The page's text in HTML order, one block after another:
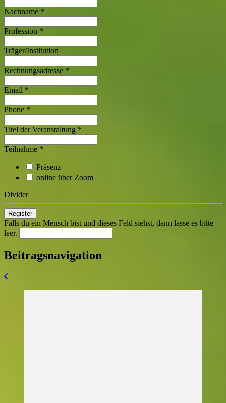
Nachname *
Profession *
Träger/Institution
Rechnungsadresse *
Email *
Phone *
Titel der Veranstaltung *
Teilnahme *
Präsenz
online über Zoom
Divider
Falls du ein Mensch bist und dieses Feld siehst, dann lasse es bitte
leer.
Beitragsnavigation